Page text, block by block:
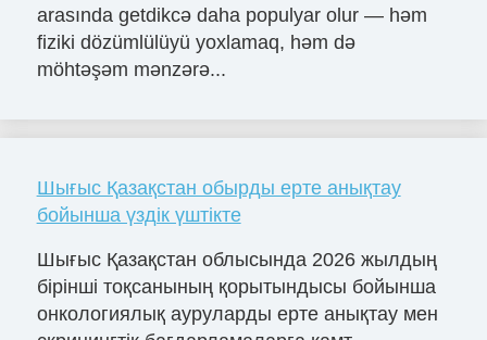
arasında getdikcə daha populyar olur — həm
fiziki dözümlülüyü yoxlamaq, həm də
möhtəşəm mənzərə...
Шығыс Қазақстан обырды ерте анықтау
бойынша үздік үштікте
Шығыс Қазақстан облысында 2026 жылдың
бірінші тоқсанының қорытындысы бойынша
онкологиялық ауруларды ерте анықтау мен